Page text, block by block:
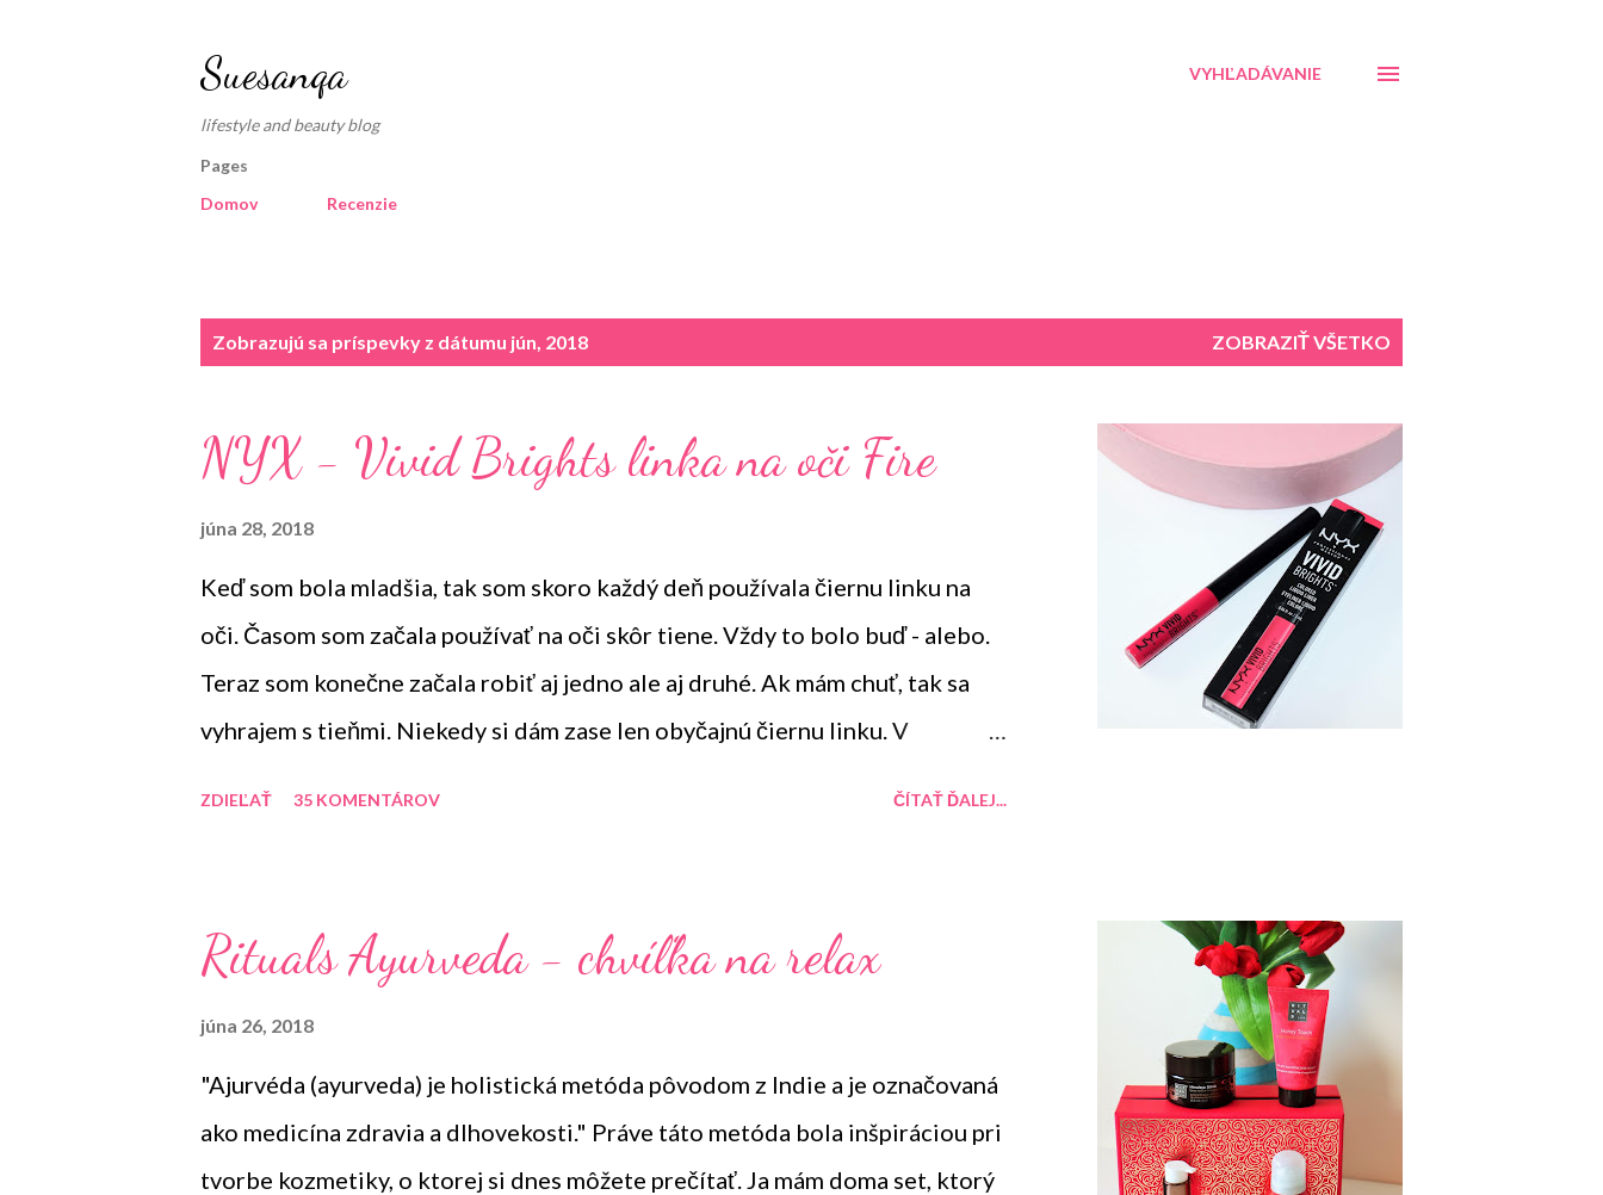
Suesanqa
lifestyle and beauty blog
VYHĽADÁVANIE
Pages
Domov
Recenzie
Zobrazujú sa príspevky z dátumu jún, 2018 ZOBRAZIŤ VŠETKO
NYX - Vivid Brights linka na oči Fire
júna 28, 2018
Keď som bola mladšia, tak som skoro každý deň používala čiernu linku na
oči. Časom som začala používať na oči skôr tiene. Vždy to bolo buď - alebo.
Teraz som konečne začala robiť aj jedno ale aj druhé. Ak mám chuť, tak sa
vyhrajem s tieňmi. Niekedy si dám zase len obyčajnú čiernu linku. V
ZDIEĽAŤ 35 KOMENTÁROV ČÍTAŤ ĎALEJ...
Rituals Ayurveda - chvíľka na relax
júna 26, 2018
"Ajurvéda (ayurveda) je holistická metóda pôvodom z Indie a je označovaná
ako medicína zdravia a dlhovekosti." Práve táto metóda bola inšpiráciou pri
tvorbe kozmetiky, o ktorej si dnes môžete prečítať. Ja mám doma set, ktorý